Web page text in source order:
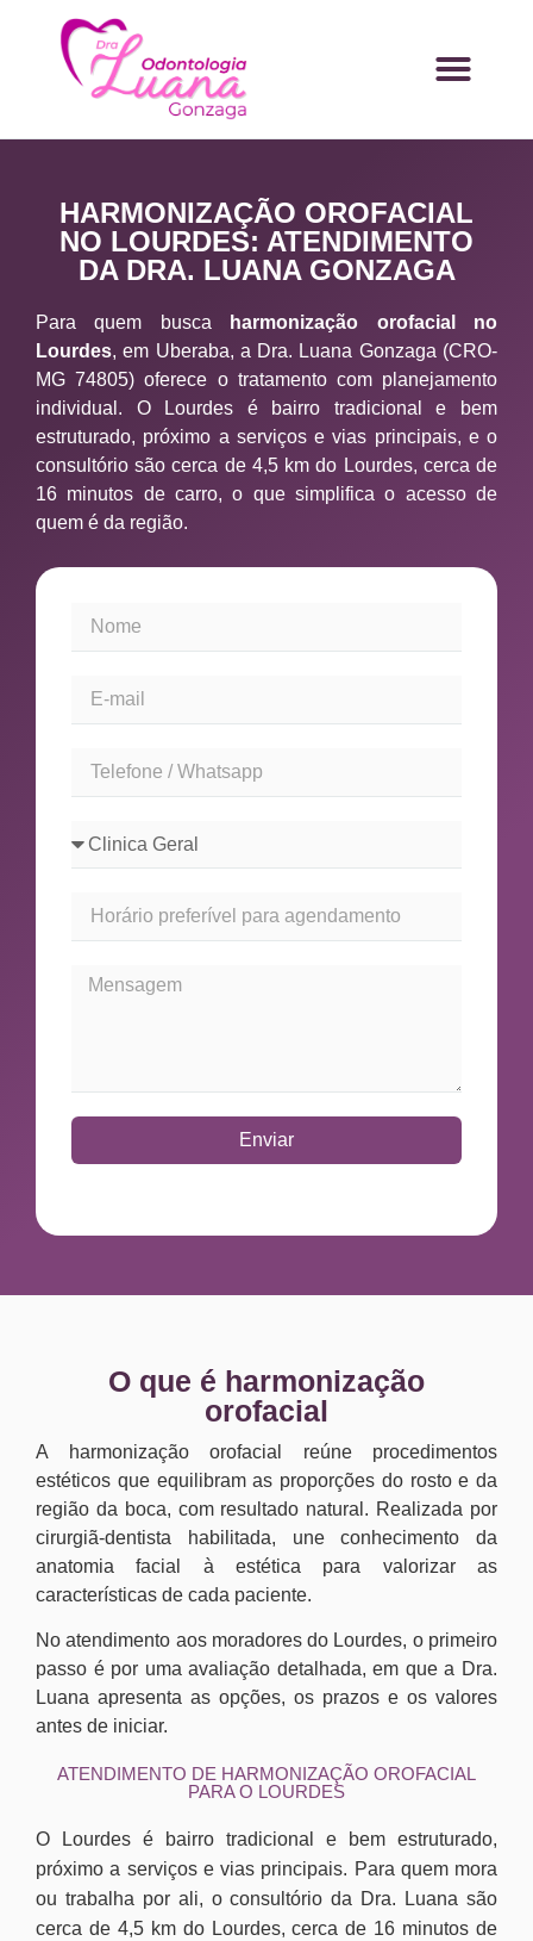
HARMONIZAÇÃO OROFACIAL
NO LOURDES: ATENDIMENTO
DA DRA. LUANA GONZAGA
Para quem busca
harmonização orofacial no
Lourdes, em Uberaba, a Dra. Luana Gonzaga (CRO-
MG 74805) oferece o tratamento com planejamento
individual. O Lourdes é bairro tradicional e bem
estruturado, próximo a serviços e vias principais, e o
consultório são cerca de 4,5 km do Lourdes, cerca de
16 minutos de carro, o que simplifica o acesso de
quem é da região.
Enviar
O que é harmonização
orofacial
A harmonização orofacial reúne procedimentos
estéticos que equilibram as proporções do rosto e da
região da boca, com resultado natural. Realizada por
cirurgiã-dentista habilitada, une conhecimento da
anatomia facial à estética para valorizar as
características de cada paciente.
No atendimento aos moradores do Lourdes, o primeiro
passo é por uma avaliação detalhada, em que a Dra.
Luana apresenta as opções, os prazos e os valores
antes de iniciar.
ATENDIMENTO DE HARMONIZAÇÃO OROFACIAL
PARA O LOURDES
O Lourdes é bairro tradicional e bem estruturado,
próximo a serviços e vias principais. Para quem mora
ou trabalha por ali, o consultório da Dra. Luana são
cerca de 4,5 km do Lourdes, cerca de 16 minutos de